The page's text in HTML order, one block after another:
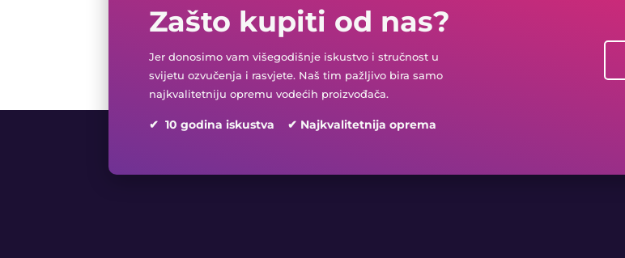
Zašto kupiti od nas?
Jer donosimo vam višegodišnje iskustvo i stručnost u
svijetu ozvučenja i rasvjete. Naš tim pažljivo bira samo
najkvalitetniju opremu vodećih proizvođača.
✔ 10 godina iskustva ✔ Najkvalitetnija oprema